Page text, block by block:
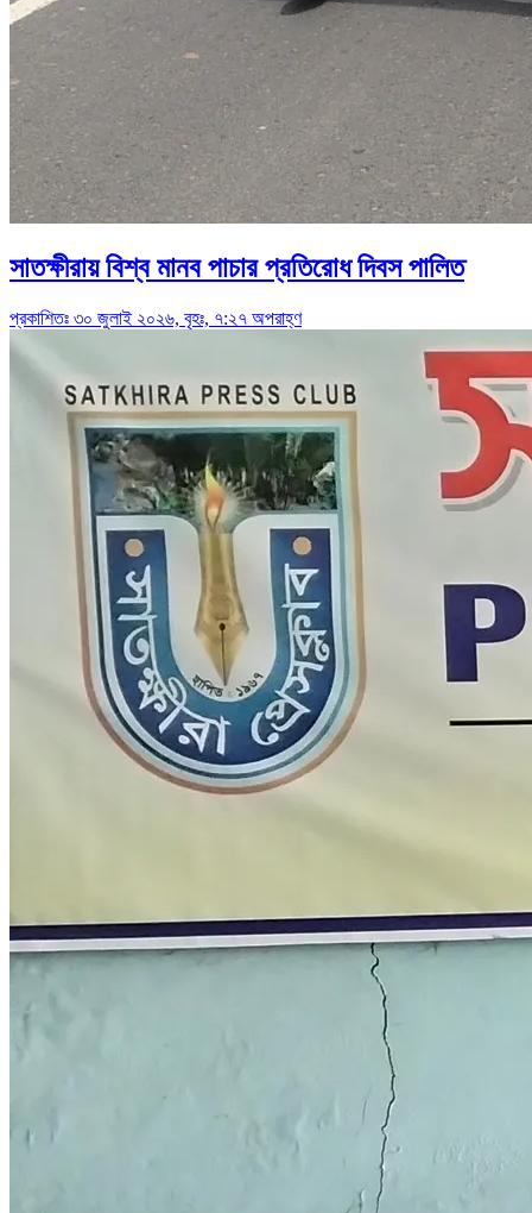
সাতক্ষীরায় বিশ্ব মানব পাচার প্রতিরোধ দিবস পালিত
প্রকাশিতঃ ৩০ জুলাই ২০২৬, বৃহঃ, ৭:২৭ অপরাহ্ণ